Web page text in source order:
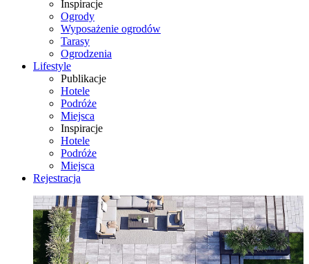
Inspiracje
Ogrody
Wyposażenie ogrodów
Tarasy
Ogrodzenia
Lifestyle
Publikacje
Hotele
Podróże
Miejsca
Inspiracje
Hotele
Podróże
Miejsca
Rejestracja